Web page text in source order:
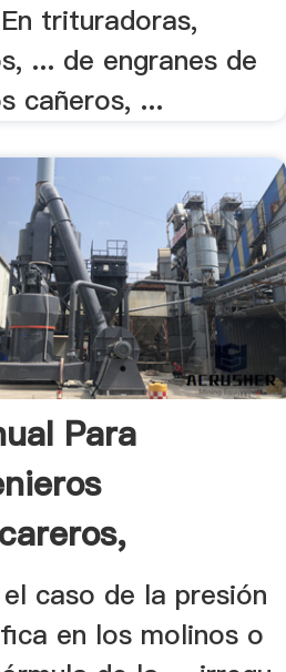
trituradoras,
... de engranes de
cañeros, ...
Para
.
caso de la presión
en los molinos o